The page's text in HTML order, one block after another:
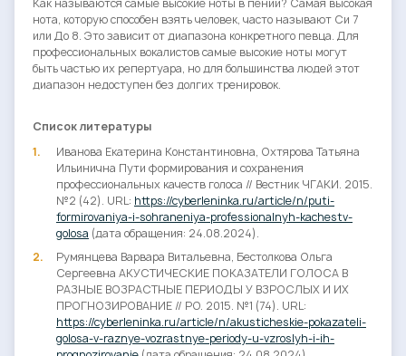
Как называются самые высокие ноты в пении? Самая высокая
нота, которую способен взять человек, часто называют Си 7
или До 8. Это зависит от диапазона конкретного певца. Для
профессиональных вокалистов самые высокие ноты могут
быть частью их репертуара, но для большинства людей этот
диапазон недоступен без долгих тренировок.
Список литературы
Иванова Екатерина Константиновна, Охтярова Татьяна
Ильинична Пути формирования и сохранения
профессиональных качеств голоса // Вестник ЧГАКИ. 2015.
№2 (42). URL: https://cyberleninka.ru/article/n/puti-
formirovaniya-i-sohraneniya-professionalnyh-kachestv-
golosa (дата обращения: 24.08.2024).
Румянцева Варвара Витальевна, Бестолкова Ольга
Сергеевна АКУСТИЧЕСКИЕ ПОКАЗАТЕЛИ ГОЛОСА В
РАЗНЫЕ ВОЗРАСТНЫЕ ПЕРИОДЫ У ВЗРОСЛЫХ И ИХ
ПРОГНОЗИРОВАНИЕ // РО. 2015. №1 (74). URL:
https://cyberleninka.ru/article/n/akusticheskie-pokazateli-
golosa-v-raznye-vozrastnye-periody-u-vzroslyh-i-ih-